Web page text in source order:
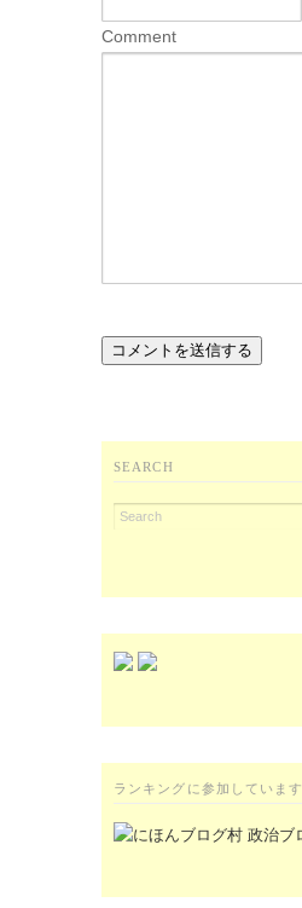
Comment
SEARCH
ランキングに参加しています